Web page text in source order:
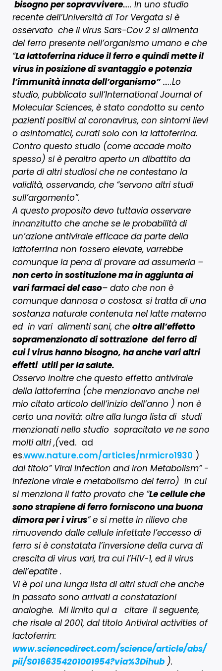
bisogno per sopravvivere….. In uno studio
recente dell’Università di Tor Vergata si è
osservato che il virus Sars-Cov 2 si alimenta
del ferro presente nell’organismo umano e che
“La lattoferrina riduce il ferro e quindi mette il
virus in posizione di svantaggio e potenzia
l’immunità innata dell’organismo”…..Lo
studio, pubblicato sull’International Journal of
Molecular Sciences, è stato condotto su cento
pazienti positivi al coronavirus, con sintomi lievi
o asintomatici, curati solo con la lattoferrina.
Contro questo studio (come accade molto
spesso) si è peraltro aperto un dibattito da
parte di altri studiosi che ne contestano la
validità, osservando, che “servono altri studi
sull’argomento”.
A questo proposito devo tuttavia osservare
innanzitutto che anche se le probabilità di
un’azione antivirale efficace da parte della
lattoferrina non fossero elevate, varrebbe
comunque la pena di provare ad assumerla –
non certo in sostituzione ma in aggiunta ai
vari farmaci del caso– dato che non è
comunque dannosa o costosa: si tratta di una
sostanza naturale contenuta nel latte materno
ed in vari alimenti sani, che oltre all’effetto
sopramenzionato di sottrazione del ferro di
cui i virus hanno bisogno, ha anche vari altri
effetti utili per la salute.
Osservo inoltre che questo effetto antivirale
della lattoferrina (che menzionavo anche nel
mio citato articolo dell’inizio dell’anno ) non è
certo una novità: oltre alla lunga lista di studi
menzionati nello studio sopracitato ve ne sono
molti altri ,(ved. ad
es.www.nature.com/articles/nrmicro1930 )
dal titolo” Viral Infection and Iron Metabolism” -
infezione virale e metabolismo del ferro) in cui
si menziona il fatto provato che ”Le cellule che
sono strapiene di ferro forniscono una buona
dimora per i virus” e si mette in rilievo che
rimuovendo dalle cellule infettate l’eccesso di
ferro si è constatata l’inversione della curva di
crescita di virus vari, tra cui l’HIV-1, ed il virus
dell’epatite .
Vi è poi una lunga lista di altri studi che anche
in passato sono arrivati a constatazioni
analoghe. Mi limito qui a citare il seguente,
che risale al 2001, dal titolo Antiviral activities of
lactoferrin:
www.sciencedirect.com/science/article/abs/
pii/S0166354201001954?via%3Dihub ).